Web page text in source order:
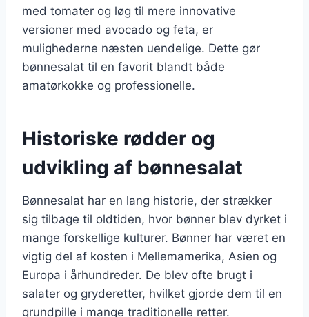
med tomater og løg til mere innovative
versioner med avocado og feta, er
mulighederne næsten uendelige. Dette gør
bønnesalat til en favorit blandt både
amatørkokke og professionelle.
Historiske rødder og
udvikling af bønnesalat
Bønnesalat har en lang historie, der strækker
sig tilbage til oldtiden, hvor bønner blev dyrket i
mange forskellige kulturer. Bønner har været en
vigtig del af kosten i Mellemamerika, Asien og
Europa i århundreder. De blev ofte brugt i
salater og gryderetter, hvilket gjorde dem til en
grundpille i mange traditionelle retter.